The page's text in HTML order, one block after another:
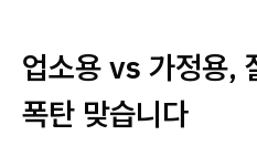
업소용 vs 가정용,
폭탄 맞습니다